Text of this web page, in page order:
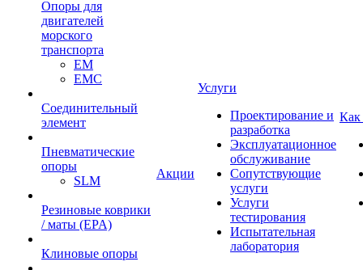
Опоры для
двигателей
морского
транспорта
EM
EMC
Cоединительный
элемент
Пневматические
опоры
SLM
Резиновые коврики
/ маты (EPA)
Клиновые опоры
Акции
Услуги
Проектирование и
разработка
Эксплуатационное
обслуживание
Сопутствующие
услуги
Услуги
тестирования
Испытательная
лаборатория
Как